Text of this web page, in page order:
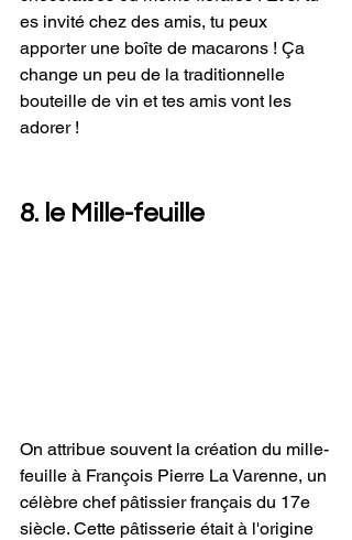
es invité chez des amis, tu peux
apporter une boîte de macarons ! Ça
change un peu de la traditionnelle
bouteille de vin et tes amis vont les
adorer !
8. le Mille-feuille
On attribue souvent la création du mille-
feuille à François Pierre La Varenne, un
célèbre chef pâtissier français du 17e
siècle. Cette pâtisserie était à l'origine